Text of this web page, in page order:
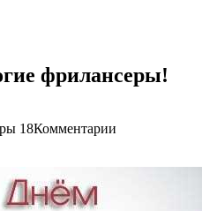
фрилансеры!
18Комментарии